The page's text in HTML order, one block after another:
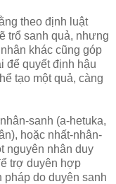
theo định luật
trổ sanh quả, nhưng
khác cũng góp
để quyết định hậu
tạo một quả, càng
sanh (a-hetuka,
hoặc nhất-nhân-
nguyên nhân duy
trợ duyên hợp
do duyên sanh